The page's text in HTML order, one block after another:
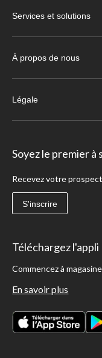
Services et solutions
À propos de nous
Légale
Soyez le premier à
Recevez votre
S'inscrire
Téléchargez l'appli
Commencez à
En savoir plus